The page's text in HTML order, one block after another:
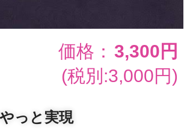
価格： 3,300円
(税別:3,000円)
っと実現